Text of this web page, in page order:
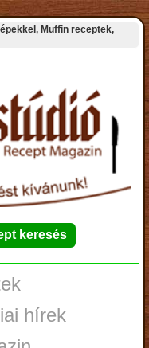
Muffin receptek,
hírek